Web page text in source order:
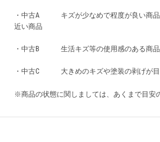
・中古A キズが少なめで程度が良い商品/
近い商品
・中古B 生活キズ等の使用感のある商品
・中古C 大きめのキズや塗装の剥げが目
※商品の状態に関しましては、あくまで目安